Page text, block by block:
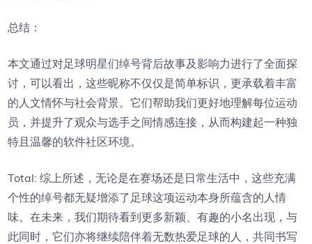
总结：
本文通过对足球明星们绰号背后故事及影响力进行了全面探
讨，可以看出，这些昵称不仅仅是简单标识，更承载着丰富
的人文情怀与社会背景。它们帮助我们更好地理解每位运动
员，并提升了观众与选手之间情感连接，从而构建起一种独
特且温馨的软件社区环境。
Total: 综上所述，无论是在赛场还是日常生活中，这些充满
个性的绰号都无疑增添了足球这项运动本身所蕴含的人情
味。在未来，我们期待看到更多新颖、有趣的小名出现，与
此同时，它们亦将继续陪伴着无数热爱足球的人，共同书写